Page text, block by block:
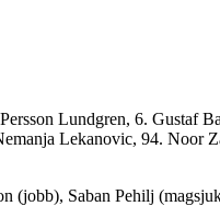
Lundgren, 6. Gustaf
Lekanovic, 94. Noor
(jobb), Saban Pehilj